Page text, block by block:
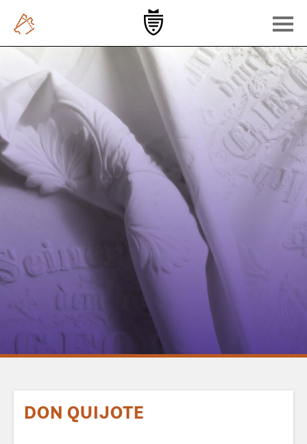
DON QUIJOTE